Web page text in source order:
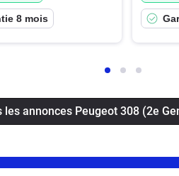
8 mois
les annonces Peugeot 308 (2e